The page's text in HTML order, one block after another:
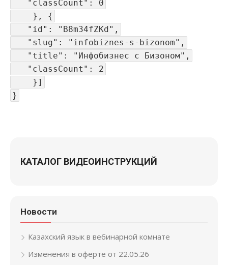
"classCount": 0
}, {
"id": "B8m34fZKd",
"slug": "infobiznes-s-bizonom",
"title": "Инфобизнес с Бизоном",
"classCount": 2
}]
}
КАТАЛОГ ВИДЕОИНСТРУКЦИЙ
Новости
Казахский язык в вебинарной комнате
Изменения в оферте от 22.05.26